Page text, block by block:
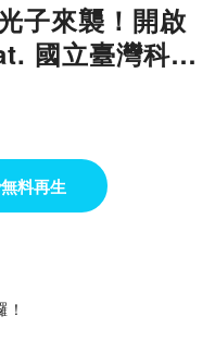
子來襲！開啟
國立臺灣科技
三良講座教授
料再生